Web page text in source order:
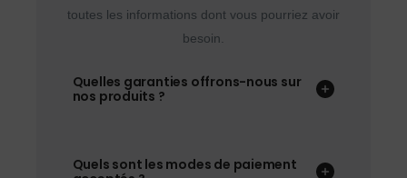
toutes les informations dont vous pourriez avoir
besoin.
Quelles garanties offrons-nous sur
nos produits ?
Quels sont les modes de paiement